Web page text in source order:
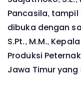
Pancasila,
dibuka dengan
S.Pt., M.M.,
Produksi
Jawa Timur yang